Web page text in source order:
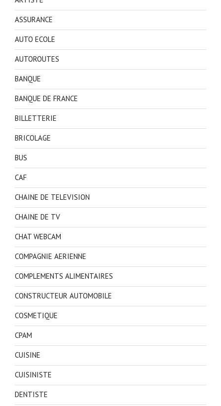
ASSURANCE
AUTO ECOLE
AUTOROUTES
BANQUE
BANQUE DE FRANCE
BILLETTERIE
BRICOLAGE
BUS
CAF
CHAINE DE TELEVISION
CHAINE DE TV
CHAT WEBCAM
COMPAGNIE AERIENNE
COMPLEMENTS ALIMENTAIRES
CONSTRUCTEUR AUTOMOBILE
COSMETIQUE
CPAM
CUISINE
CUISINISTE
DENTISTE